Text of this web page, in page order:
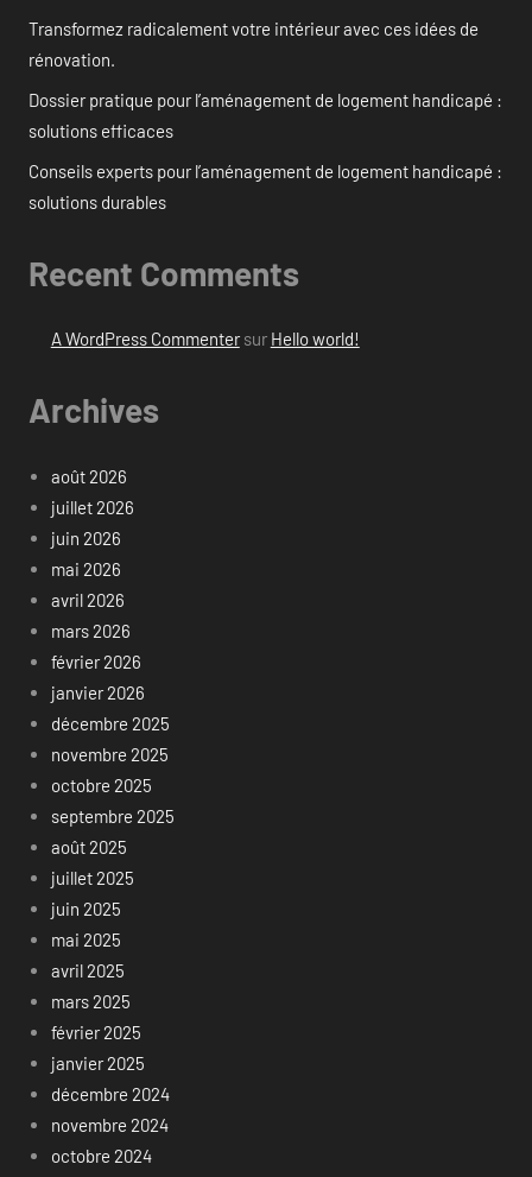
Transformez radicalement votre intérieur avec ces idées de
rénovation.
Dossier pratique pour l’aménagement de logement handicapé :
solutions efficaces
Conseils experts pour l’aménagement de logement handicapé :
solutions durables
Recent Comments
A WordPress Commentersur Hello world!
Archives
août 2026
juillet 2026
juin 2026
mai 2026
avril 2026
mars 2026
février 2026
janvier 2026
décembre 2025
novembre 2025
octobre 2025
septembre 2025
août 2025
juillet 2025
juin 2025
mai 2025
avril 2025
mars 2025
février 2025
janvier 2025
décembre 2024
novembre 2024
octobre 2024